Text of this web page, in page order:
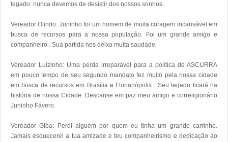
legado: nunca devemos de desistir dos nossos sonhos.
Vereador Olindo: Juninho foi um homem de muita coragem incansável em
busca de recursos para a nossa população. Foi um grande amigo e
companheiro . Sua partida nos deixa muita saudade.
Vereador Luizinho: Uma perda irreparável para a política de ASCURRA
em pouco tempo de seu segundo mandato fez muito pela nossa cidade
em busca de recursos em Brasília e Florianópolis.  Seu legado ficará na
história de nossa Cidade. Descanse em paz meu amigo e correligionário
Juninho Fávero.
Vereador Giba: Perdi alguém por quem eu tinha um grande carrinho.
Jamais esquecerei a tua amizade e teu companheirismo e dedicação ao